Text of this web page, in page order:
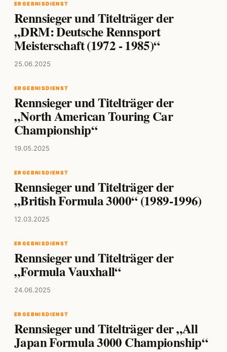
ERGEBNISDIENST
Rennsieger und Titelträger der
„DRM: Deutsche Rennsport
Meisterschaft (1972 - 1985)“
25.06.2025
ERGEBNISDIENST
Rennsieger und Titelträger der
„North American Touring Car
Championship“
19.05.2025
ERGEBNISDIENST
Rennsieger und Titelträger der
„British Formula 3000“ (1989-1996)
12.03.2025
ERGEBNISDIENST
Rennsieger und Titelträger der
„Formula Vauxhall“
24.06.2025
ERGEBNISDIENST
Rennsieger und Titelträger der „All
Japan Formula 3000 Championship“